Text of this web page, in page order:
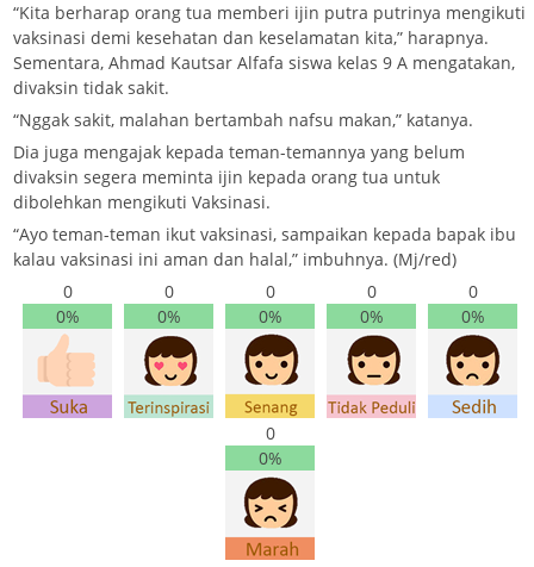
“Kita berharap orang tua memberi ijin putra putrinya mengikuti
vaksinasi demi kesehatan dan keselamatan kita,” harapnya.
Sementara, Ahmad Kautsar Alfafa siswa kelas 9 A mengatakan,
divaksin tidak sakit.
“Nggak sakit, malahan bertambah nafsu makan,” katanya.
Dia juga mengajak kepada teman-temannya yang belum
divaksin segera meminta ijin kepada orang tua untuk
dibolehkan mengikuti Vaksinasi.
“Ayo teman-teman ikut vaksinasi, sampaikan kepada bapak ibu
kalau vaksinasi ini aman dan halal,” imbuhnya. (Mj/red)
0
0%
0
0%
0
0%
0
0%
0
0%
0
0%